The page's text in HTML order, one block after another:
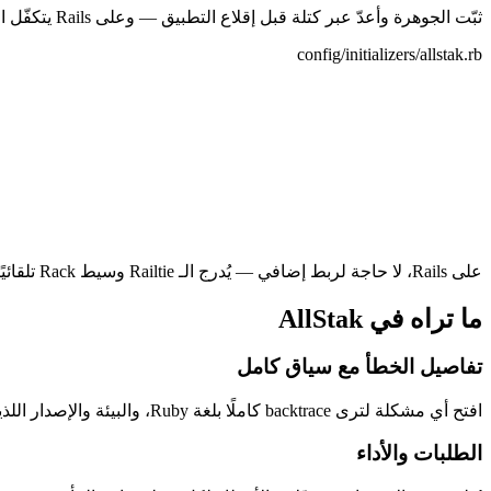
ثبّت الجوهرة وأعدّ عبر كتلة قبل إقلاع التطبيق — وعلى Rails يتكفّل الـ Railtie بالباقي تلقائيًا.
config/initializers/allstak.rb
على Rails، لا حاجة لربط إضافي — يُدرج الـ Railtie وسيط Rack تلقائيًا. وفي تطبيقات Rack العادية أضف AllStak::Integrations::Rack::Middleware بنفسك.
ما تراه في AllStak
تفاصيل الخطأ مع سياق كامل
افتح أي مشكلة لترى backtrace كاملًا بلغة Ruby، والبيئة والإصدار اللذين أتت منهما، وعدد مرات حدوثها وآخرها — كل ما تحتاجه المعالجة على شاشة واحدة.
الطلبات والأداء